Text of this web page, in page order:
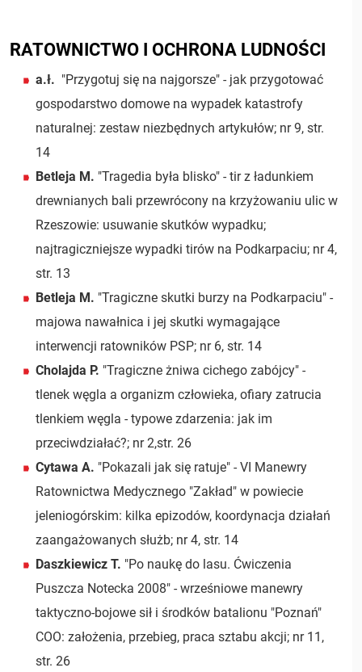
RATOWNICTWO I OCHRONA LUDNOŚCI
a.ł. "Przygotuj się na najgorsze" - jak przygotować
gospodarstwo domowe na wypadek katastrofy
naturalnej: zestaw niezbędnych artykułów; nr 9, str.
14
Betleja M. "Tragedia była blisko" - tir z ładunkiem
drewnianych bali przewrócony na krzyżowaniu ulic w
Rzeszowie: usuwanie skutków wypadku;
najtragiczniejsze wypadki tirów na Podkarpaciu; nr 4,
str. 13
Betleja M. "Tragiczne skutki burzy na Podkarpaciu" -
majowa nawałnica i jej skutki wymagające
interwencji ratowników PSP; nr 6, str. 14
Cholajda P. "Tragiczne żniwa cichego zabójcy" -
tlenek węgla a organizm człowieka, ofiary zatrucia
tlenkiem węgla - typowe zdarzenia: jak im
przeciwdziałać?; nr 2,str. 26
Cytawa A. "Pokazali jak się ratuje" - VI Manewry
Ratownictwa Medycznego "Zakład" w powiecie
jeleniogórskim: kilka epizodów, koordynacja działań
zaangażowanych służb; nr 4, str. 14
Daszkiewicz T. "Po naukę do lasu. Ćwiczenia
Puszcza Notecka 2008" - wrześniowe manewry
taktyczno-bojowe sił i środków batalionu "Poznań"
COO: założenia, przebieg, praca sztabu akcji; nr 11,
str. 26